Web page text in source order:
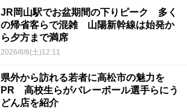
JR岡山駅でお盆期間の下りピーク 多く
の帰省客らで混雑 山陽新幹線は始発か
ら夕方まで満席
2026/8/8(土)12:11
県外から訪れる若者に高松市の魅力を
PR 高校生らがバレーボール選手らにう
どん店を紹介